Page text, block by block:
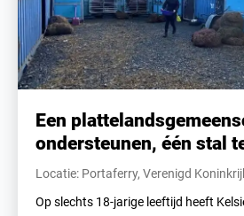
Een
ondersteunen, één stal
Locatie: Portaferry, Verenigd
Op slechts 18-jarige leeftijd heeft